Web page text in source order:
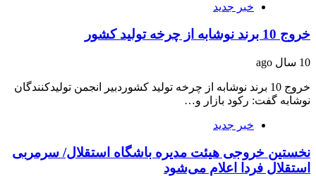
خبر جدید
خروج 10 برند نوشابه از چرخه تولید کشور
10 سال ago
خروج 10 برند نوشابه از چرخه تولید کشوردبیر انجمن تولیدکنندگان
نوشابه گفت: رکود بازار و…
خبر جدید
نخستین خروجی هیئت مدیره باشگاه استقلال/ سرمربی
استقلال فردا اعلام می‌شود